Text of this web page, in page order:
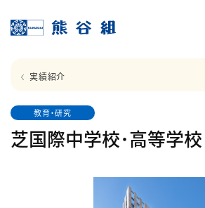
実績紹介
教育・研究
芝国際中学校･高等学